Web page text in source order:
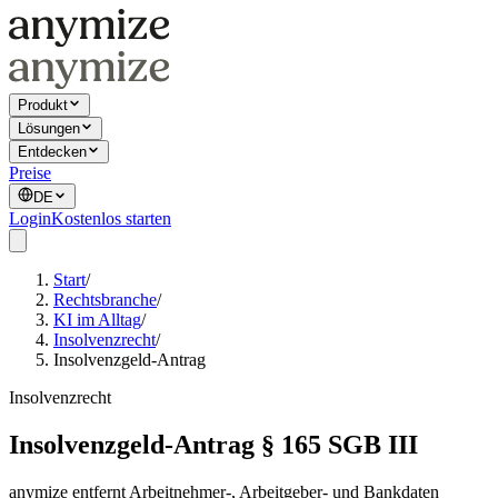
Produkt
Lösungen
Entdecken
Preise
DE
LoginKostenlos starten
Start/
Rechtsbranche/
KI im Alltag/
Insolvenzrecht/
Insolvenzgeld-Antrag
Insolvenzrecht
Insolvenzgeld-Antrag § 165 SGB III
anymize entfernt Arbeitnehmer-, Arbeitgeber- und Bankdaten